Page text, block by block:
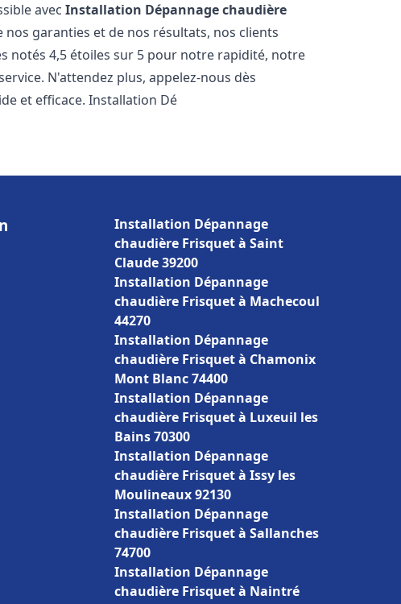
avecInstallation Dépannage chaudière
nos garanties et de nos résultats, nos clients
notés 4,5 étoiles sur 5 pour notre rapidité, notre
N'attendez plus, appelez-nous dès
et efficace. Installation Dé
Installation Dépannage
chaudière Frisquet à Saint
Claude 39200
Installation Dépannage
chaudière Frisquet à Machecoul
44270
Installation Dépannage
chaudière Frisquet à Chamonix
Mont Blanc 74400
Installation Dépannage
chaudière Frisquet à Luxeuil les
Bains 70300
Installation Dépannage
chaudière Frisquet à Issy les
Moulineaux 92130
Installation Dépannage
chaudière Frisquet à Sallanches
74700
Installation Dépannage
chaudière Frisquet à Naintré